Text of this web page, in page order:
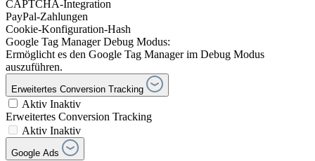
CAPTCHA-Integration
PayPal-Zahlungen
Cookie-Konfiguration-Hash
Google Tag Manager Debug Modus:
Ermöglicht es den Google Tag Manager im Debug Modus
auszuführen.
Erweitertes Conversion Tracking
Aktiv Inaktiv
Erweitertes Conversion Tracking
Aktiv Inaktiv
Google Ads